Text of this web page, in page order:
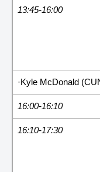
13:45-16:00
·Kyle McDonald
16:00-16:10
16:10-17:30